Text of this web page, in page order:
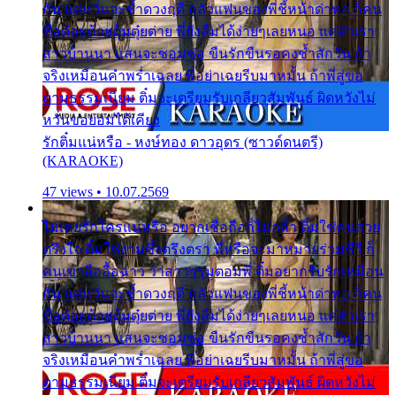
กัน แต่หวั่นจะช้ำดวงฤดี กลัวแฟนของพี่ชี้หน้าด่าทอ ก็คน
ชื่อต๋อยต้อยตุ้มตุ๋ยต่าย พี่ยังลืมได้ง่ายๆเลยหนอ แค่ตัวเรา
สาวบ้านนา แสนจะซอมซ่อ ขืนรักขืนรอคงช้ำสักวัน ถ้า
จริงเหมือนคำพร่ำเฉลย พี่อย่าเฉยรีบมาหมั้น ถ้าพี่สู่ขอ
ตามธรรมเนียม ติ๋มจะเตรียมรับเกลียวสัมพันธ์ ผิดหวังไม่
หวั่นขอยอมได้เคียง
รักติ๋มแน่หรือ - หงษ์ทอง ดาวอุดร (ซาวด์ดนตรี)
(KARAOKE)
47 views • 10.07.2569
ไม่เคยรักใครแน่หรือ อยากเชื่อถือก็ไม่กล้า ติ๋มใช่คนสวย
ตรึงใจ ติ๋มใช่งามซึ้งตรึงตรา พี่หรือจะมาหมายร่วมชีวี ก็
คนเขาลืออื้อฉาว ว่าสาวๆรุมตอมพี่ ติ๋มอยากรับรักเหมือน
กัน แต่หวั่นจะช้ำดวงฤดี กลัวแฟนของพี่ชี้หน้าด่าทอ ก็คน
ชื่อต๋อยต้อยตุ้มตุ๋ยต่าย พี่ยังลืมได้ง่ายๆเลยหนอ แค่ตัวเรา
สาวบ้านนา แสนจะซอมซ่อ ขืนรักขืนรอคงช้ำสักวัน ถ้า
จริงเหมือนคำพร่ำเฉลย พี่อย่าเฉยรีบมาหมั้น ถ้าพี่สู่ขอ
ตามธรรมเนียม ติ๋มจะเตรียมรับเกลียวสัมพันธ์ ผิดหวังไม่